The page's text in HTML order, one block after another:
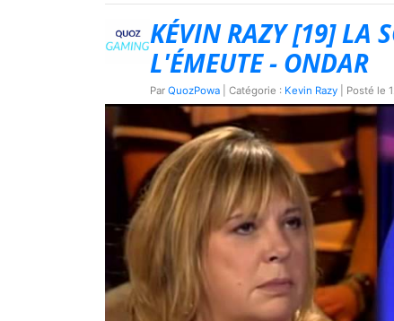
KÉVIN RAZY [19] LA
L'ÉMEUTE - ONDAR
Par QuozPowa | Catégorie : Kevin Razy | Posté le